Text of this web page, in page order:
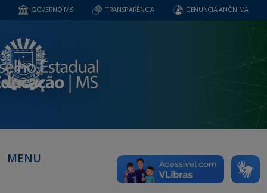
GOVERNO MS TRANSPARÊNCIA DENUNCIA ANÔNIMA
MENU